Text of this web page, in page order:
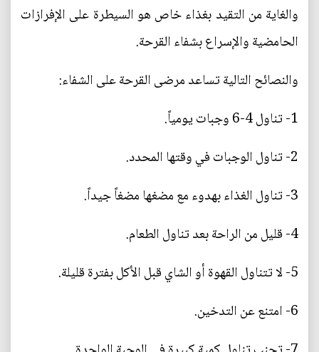
والغاية من التقيد بغذاء خاص هو السيطرة على الإفرازات
الحامضية والإسراع بشفاء القرحة.
والنصائح التالية تساعد مرضى القرحة على الشفاء:
1- تناول 4-6 وجبات يومياً.
2- تناول الوجبات في وقتها المحدد.
3- تناول الغذاء بهدوء مع مضغها مضغاً جيداً.
4- قليل من الراحة بعد تناول الطعام.
5- لا تتناول القهوة أو الشاي قبل الأكل بفترة قليلة.
6- امتنع عن التدخين.